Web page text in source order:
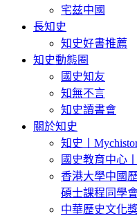
宅兹中國
長知史
知史好書推薦
知史動態圈
國史知友
知無不言
知史讀書會
關於知史
知史丨
國史教育中心
香港大學中國
碩士課程同學
中華歷史文化